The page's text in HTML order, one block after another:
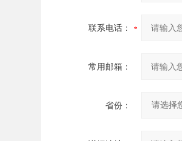
联系电话：
常用邮箱：
省份：